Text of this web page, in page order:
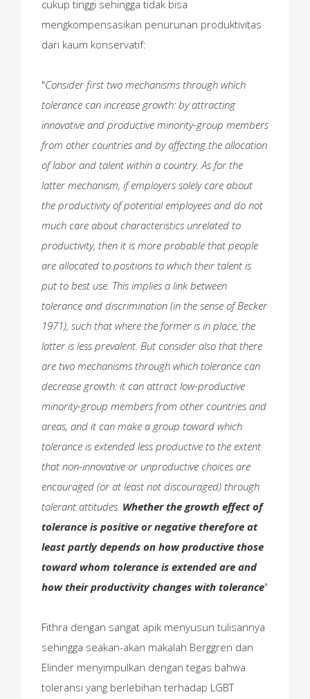
cukup tinggi sehingga tidak bisa
mengkompensasikan penurunan produktivitas
dari kaum konservatif:
"Consider first two mechanisms through which
tolerance can increase growth: by attracting
innovative and productive minority-group members
from other countries and by affecting the allocation
of labor and talent within a country. As for the
latter mechanism, if employers solely care about
the productivity of potential employees and do not
much care about characteristics unrelated to
productivity, then it is more probable that people
are allocated to positions to which their talent is
put to best use. This implies a link between
tolerance and discrimination (in the sense of Becker
1971), such that where the former is in place, the
latter is less prevalent. But consider also that there
are two mechanisms through which tolerance can
decrease growth: it can attract low-productive
minority-group members from other countries and
areas, and it can make a group toward which
tolerance is extended less productive to the extent
that non-innovative or unproductive choices are
encouraged (or at least not discouraged) through
tolerant attitudes. Whether the growth effect of
tolerance is positive or negative therefore at
least partly depends on how productive those
toward whom tolerance is extended are and
how their productivity changes with tolerance"
Fithra dengan sangat apik menyusun tulisannya
sehingga seakan-akan makalah Berggren dan
Elinder menyimpulkan dengan tegas bahwa
toleransi yang berlebihan terhadap LGBT